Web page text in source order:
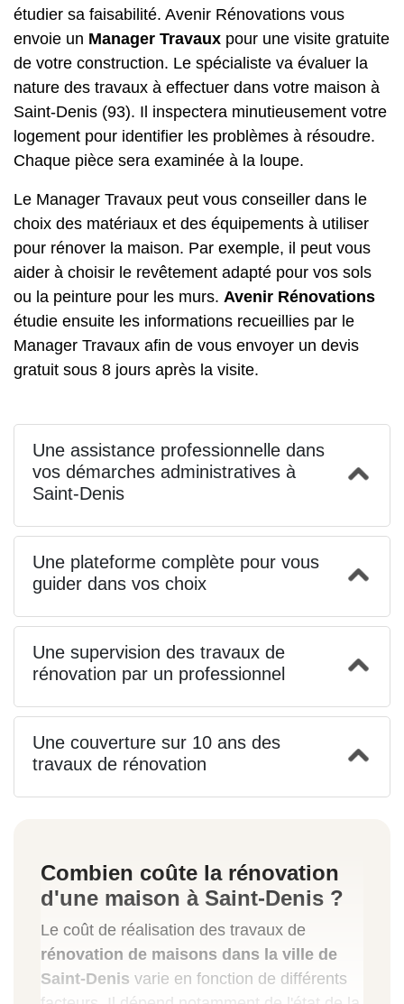
étudier sa faisabilité. Avenir Rénovations vous
envoie un Manager Travaux pour une visite gratuite
de votre construction. Le spécialiste va évaluer la
nature des travaux à effectuer dans votre maison à
Saint-Denis (93). Il inspectera minutieusement votre
logement pour identifier les problèmes à résoudre.
Chaque pièce sera examinée à la loupe.
Le Manager Travaux peut vous conseiller dans le
choix des matériaux et des équipements à utiliser
pour rénover la maison. Par exemple, il peut vous
aider à choisir le revêtement adapté pour vos sols
ou la peinture pour les murs. Avenir Rénovations
étudie ensuite les informations recueillies par le
Manager Travaux afin de vous envoyer un devis
gratuit sous 8 jours après la visite.
Une assistance professionnelle dans
vos démarches administratives à
Saint-Denis
Une plateforme complète pour vous
guider dans vos choix
Une supervision des travaux de
rénovation par un professionnel
Une couverture sur 10 ans des
travaux de rénovation
Combien coûte la rénovation
d'une maison à Saint-Denis ?
Le coût de réalisation des travaux de
rénovation de maisons dans la ville de
Saint-Denis varie en fonction de différents